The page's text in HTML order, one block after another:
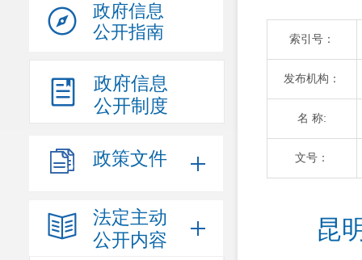
政府信息
公开指南
政府信息
公开制度
政策文件
法定主动
公开内容
索引号：
发布机构：
名 称:
文号：
昆